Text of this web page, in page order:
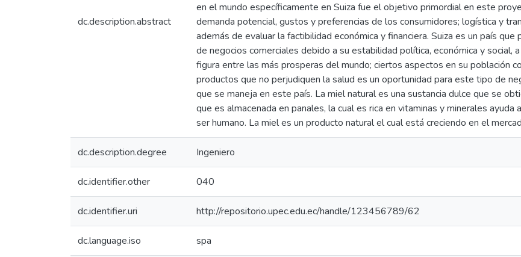
dc.description.abstract
en el mundo específicamente en Suiza fue el objetivo primordial en este
demanda potencial, gustos y preferencias de los consumidores; logística y
además de evaluar la factibilidad económica y financiera. Suiza es un país
de negocios comerciales debido a su estabilidad política, económica y social,
figura entre las más prosperas del mundo; ciertos aspectos en su población
productos que no perjudiquen la salud es un oportunidad para este tipo de
que se maneja en este país. La miel natural es una sustancia dulce que se
que es almacenada en panales, la cual es rica en vitaminas y minerales
ser humano. La miel es un producto natural el cual está creciendo en el
dc.description.degree Ingeniero
dc.identifier.other 040
dc.identifier.uri http://repositorio.upec.edu.ec/handle/123456789/62
dc.language.iso spa